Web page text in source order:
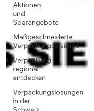
Aktionen
und
Sparangebote
Maßgeschneiderte
Verpackungslösunge
Verpackung
regional
entdecken
Verpackungslösungen
in der